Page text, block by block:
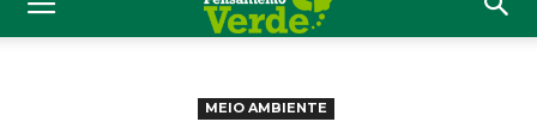
MEIO AMBIENTE